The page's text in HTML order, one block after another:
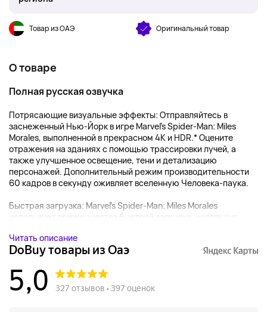
Товар из ОАЭ Оригинальный товар
О товаре
Полная русская озвучка
Потрясающие визуальные эффекты: Отправляйтесь в
заснеженный Нью-Йорк в игре Marvel's Spider-Man: Miles
Morales, выполненной в прекрасном 4K и HDR.* Оцените
отражения на зданиях с помощью трассировки лучей, а
также улучшенное освещение, тени и детализацию
персонажей. Дополнительный режим производительности
60 кадров в секунду оживляет вселенную Человека-паука.
Быстрая загрузка: Marvel's Spider-Man: Miles Morales
использует преимущества быстрой загрузки, используя...
Читать описание